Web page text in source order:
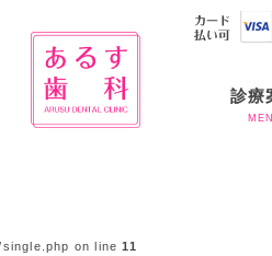
診療
single.php on line11